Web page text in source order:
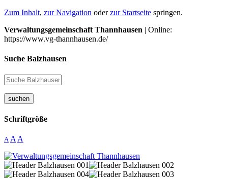
Zum Inhalt, zur Navigation oderzur Startseite springen.
Verwaltungsgemeinschaft Thannhausen | Online:
https://www.vg-thannhausen.de/
Suche Balzhausen
suchen
Schriftgröße
A A A